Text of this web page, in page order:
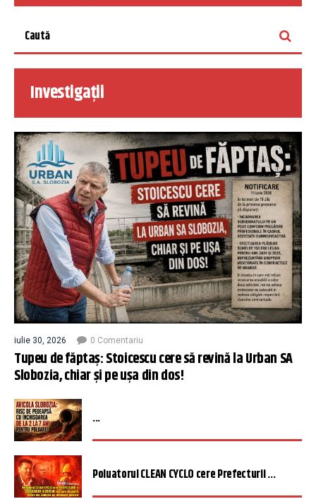
Investigații
iulie 30, 2026 0 Comentariu
Tupeu de făptaș: Stoicescu cere să revină la Urban SA
Slobozia, chiar și pe ușa din dos!
...
Poluatorul CLEAN CYCLO cere Prefecturii ...